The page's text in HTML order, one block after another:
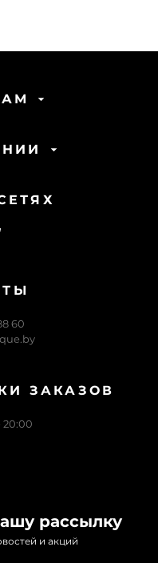
60
ЗАКАЗОВ
20:00
рассылку
и акций